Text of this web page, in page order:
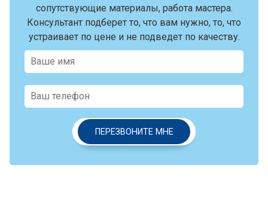
сопутствующие материалы, работа мастера.
Консультант подберет то, что вам нужно, то, что
устраивает по цене и не подведет по качеству.
ПЕРЕЗВОНИТЕ МНЕ